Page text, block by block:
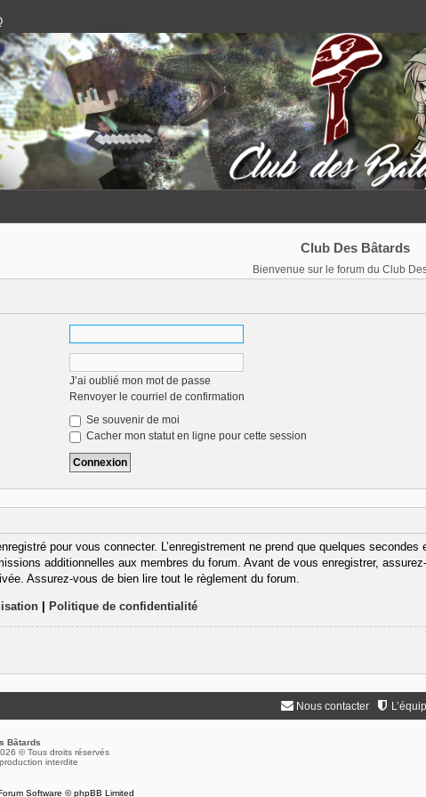
Club Des Bâtards
Bienvenue sur le forum du Club
J’ai oublié mon mot de passe
Renvoyer le courriel de confirmation
Se souvenir de moi
Cacher mon statut en ligne pour cette session
pour vous connecter. L’enregistrement ne prend que quelques
additionnelles aux membres du forum. Avant de vous enregistrer,
Assurez-vous de bien lire tout le règlement du forum.
| Politique de confidentialité
Nous contacter
Bâtards
© Tous droits réservés
interdite
Software © phpBB Limited